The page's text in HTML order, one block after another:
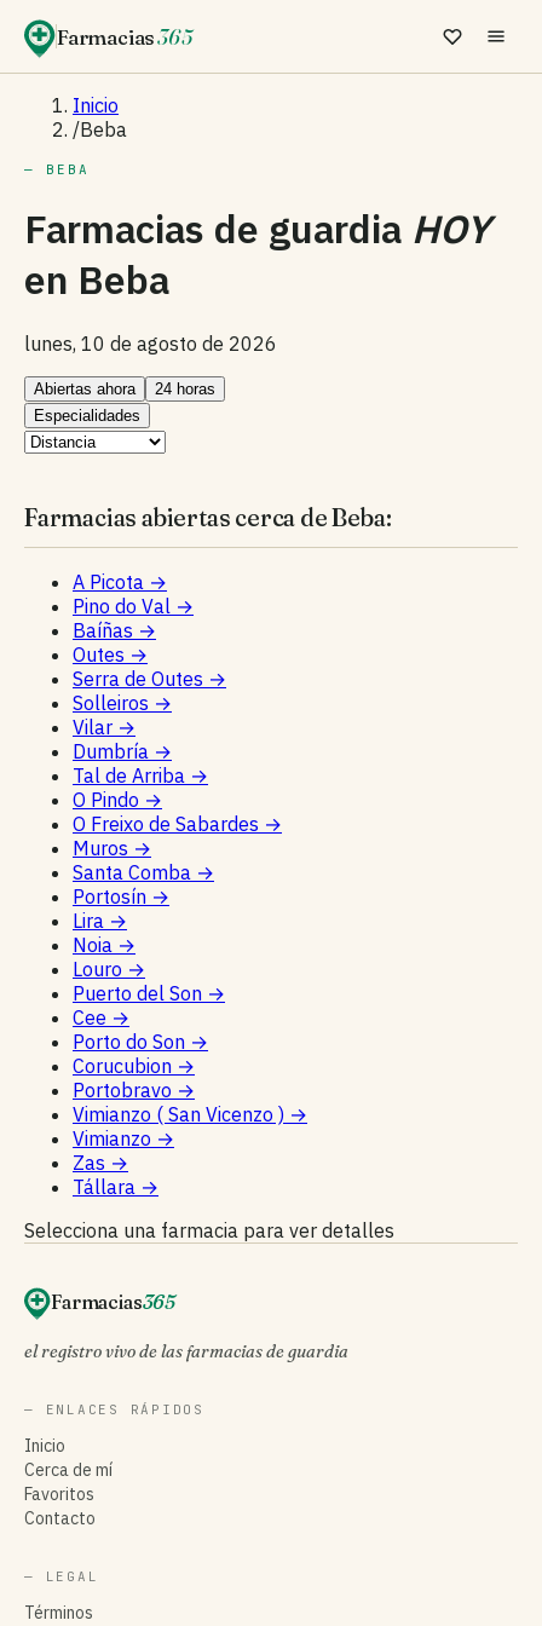
Farmacias365
Inicio
/Beba
— BEBA
Farmacias de guardia HOY
en Beba
lunes, 10 de agosto de 2026
Abiertas ahora
24 horas
Especialidades
Farmacias abiertas cerca de Beba:
A Picota →
Pino do Val →
Baíñas →
Outes →
Serra de Outes →
Solleiros →
Vilar →
Dumbría →
Tal de Arriba →
O Pindo →
O Freixo de Sabardes →
Muros →
Santa Comba →
Portosín →
Lira →
Noia →
Louro →
Puerto del Son →
Cee →
Porto do Son →
Corucubion →
Portobravo →
Vimianzo ( San Vicenzo ) →
Vimianzo →
Zas →
Tállara →
Selecciona una farmacia para ver detalles
Farmacias365
el registro vivo de las farmacias de guardia
— ENLACES RÁPIDOS
Inicio
Cerca de mí
Favoritos
Contacto
— LEGAL
Términos